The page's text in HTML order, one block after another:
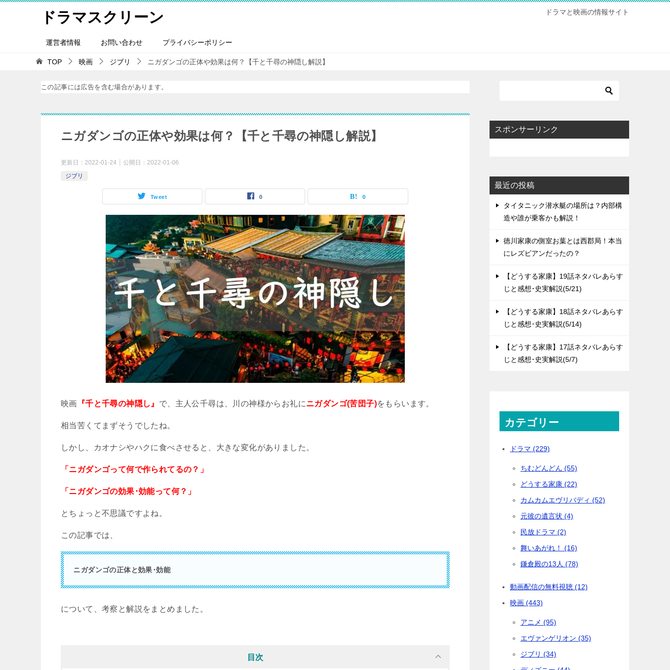
ドラマスクリーン ドラマと映画の情報サイト
運営者情報 お問い合わせ プライバシーポリシー
TOP 映画 ジブリ ニガダンゴの正体や効果は何？【千と千尋の神隠し解説】
この記事には広告を含む場合があります。
ニガダンゴの正体や効果は何？【千と千尋の神隠し解説】
更新日： 2022-01-24 公開日： 2022-01-06
ジブリ
Tweet 0 0
映画 『千と千尋の神隠し』 で、主人公千尋は、川の神様からお礼にニガダンゴ(苦団子)をもらいます。
相当苦くてまずそうでしたね。
しかし、カオナシやハクに食べさせると、大きな変化がありました。
「ニガダンゴって何で作られてるの？」
「ニガダンゴの効果･効能って何？」
とちょっと不思議ですよね。
この記事では、
ニガダンゴの正体と効果･効能
について、考察と解説をまとめました。
目次
スポンサーリンク
最近の投稿
タイタニック潜水艇の場所は？内部構
造や誰が乗客かも解説！
徳川家康の側室お葉とは西郡局！本当
にレズビアンだったの？
【どうする家康】19話ネタバレあらす
じと感想･史実解説(5/21)
【どうする家康】18話ネタバレあらす
じと感想･史実解説(5/14)
【どうする家康】17話ネタバレあらす
じと感想･史実解説(5/7)
カテゴリー
ドラマ (229)
ちむどんどん (55)
どうする家康 (22)
カムカムエヴリバディ (52)
元彼の遺言状 (4)
民放ドラマ (2)
舞いあがれ！ (16)
鎌倉殿の13人 (78)
動画配信の無料視聴 (12)
映画 (443)
アニメ (95)
エヴァンゲリオン (35)
ジブリ (34)